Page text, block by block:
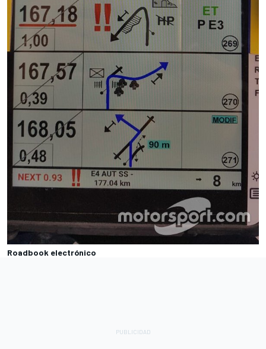
Roadbook electrónico